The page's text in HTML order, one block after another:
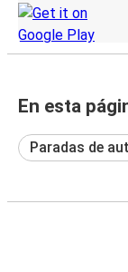
En esta
Paradas de